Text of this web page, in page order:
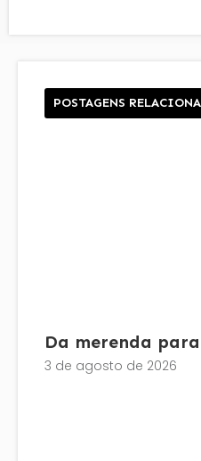
POSTAGENS
Da merenda
3 de agosto de 2026